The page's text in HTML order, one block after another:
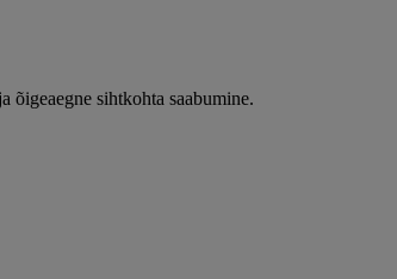
õigeaegne sihtkohta saabumine.